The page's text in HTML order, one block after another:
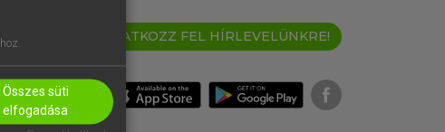
IRATKOZZ FEL HÍRLEVELÜNKRE!
Összes süti
elfogadása